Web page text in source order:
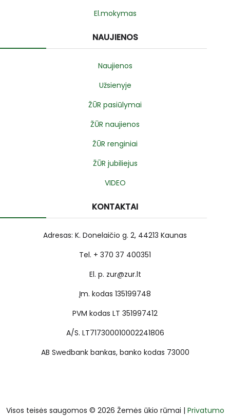
El.mokymas
NAUJIENOS
Naujienos
Užsienyje
ŽŪR pasiūlymai
ŽŪR naujienos
ŽŪR renginiai
ŽŪR jubiliejus
VIDEO
KONTAKTAI
Adresas: K. Donelaičio g. 2, 44213 Kaunas
Tel. + 370 37 400351
El. p. zur@zur.lt
Įm. kodas 135199748
PVM kodas LT 351997412
A/S. LT717300010002241806
AB Swedbank bankas, banko kodas 73000
Visos teisės saugomos © 2026 Žemės ūkio rūmai | Privatumo